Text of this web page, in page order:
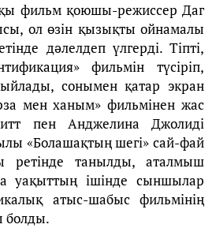
фильм қоюшы-режиссер Даг
ол өзін қызықты ойнамалы
дәлелдеп үлгерді. Тіпті,
фильмін түсіріп,
сонымен қатар экран
мен ханым» фильмінен жас
пен Анджелина Джолиді
«Болашақтың шегі» сай-фай
ретінде танылды, аталмыш
уақыттың ішінде сыншылар
атыс-шабыс фильмінің
болды.